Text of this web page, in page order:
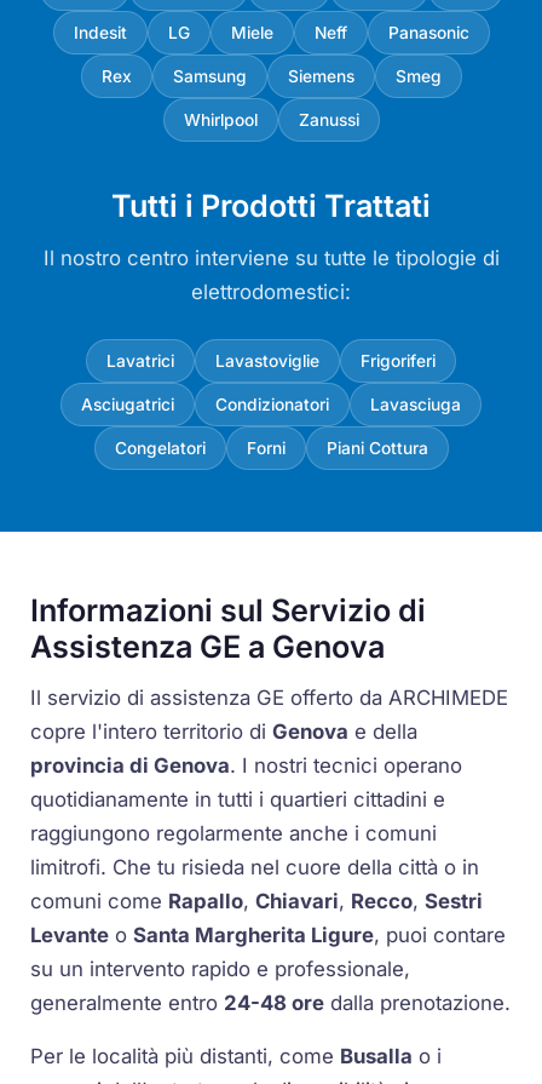
Indesit LG Miele Neff Panasonic
Rex Samsung Siemens Smeg
Whirlpool Zanussi
Tutti i Prodotti Trattati
Il nostro centro interviene su tutte le tipologie di
elettrodomestici:
Lavatrici Lavastoviglie Frigoriferi
Asciugatrici Condizionatori Lavasciuga
Congelatori Forni Piani Cottura
Informazioni sul Servizio di
Assistenza GE a Genova
Il servizio di assistenza GE offerto da ARCHIMEDE
copre l'intero territorio diGenova e della
provincia di Genova. I nostri tecnici operano
quotidianamente in tutti i quartieri cittadini e
raggiungono regolarmente anche i comuni
limitrofi. Che tu risieda nel cuore della città o in
comuni come Rapallo,Chiavari, Recco,Sestri
Levante oSanta Margherita Ligure, puoi contare
su un intervento rapido e professionale,
generalmente entro 24-48 ore dalla prenotazione.
Per le località più distanti, come Busalla o i